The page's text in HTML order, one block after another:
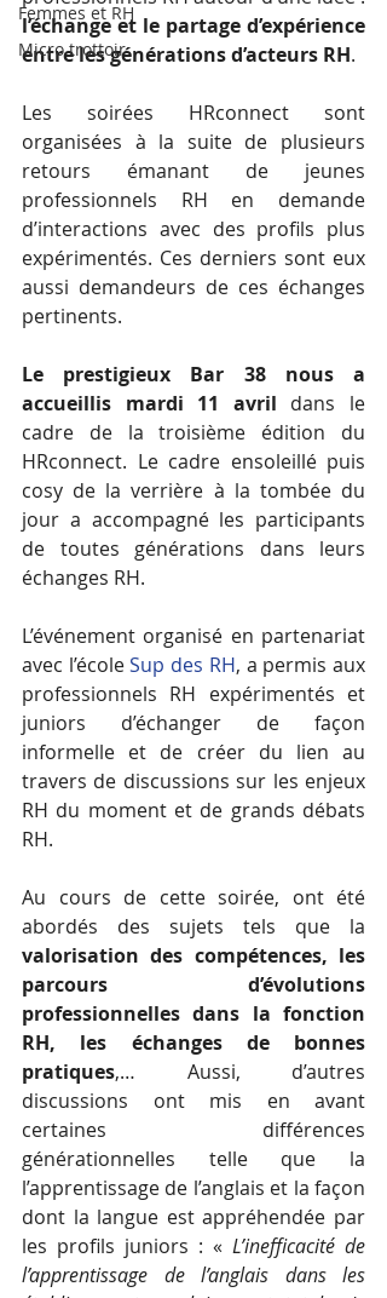
Femmes et RH
Micro trottoir
l’échange et le partage d’expérience
entre les générations d’acteurs RH.
Les soirées HRconnect sont
organisées à la suite de plusieurs
retours émanant de jeunes
professionnels RH en demande
d’interactions avec des profils plus
expérimentés. Ces derniers sont eux
aussi demandeurs de ces échanges
pertinents.
Le prestigieux Bar 38 nous a
accueillis mardi 11 avril dans le
cadre de la troisième édition du
HRconnect. Le cadre ensoleillé puis
cosy de la verrière à la tombée du
jour a accompagné les participants
de toutes générations dans leurs
échanges RH.
L’événement organisé en partenariat
avec l’école Sup des RH, a permis aux
professionnels RH expérimentés et
juniors d’échanger de façon
informelle et de créer du lien au
travers de discussions sur les enjeux
RH du moment et de grands débats
RH.
Au cours de cette soirée, ont été
valorisation des compétences, les
parcours d’évolutions
professionnelles dans la fonction
RH, les échanges de bonnes
pratiques,… Aussi, d’autres
discussions ont mis en avant
certaines différences
générationnelles telle que la
l’apprentissage de l’anglais et la façon
dont la langue est appréhendée par
les profils juniors : « L’inefficacité de
l’apprentissage de l’anglais dans les